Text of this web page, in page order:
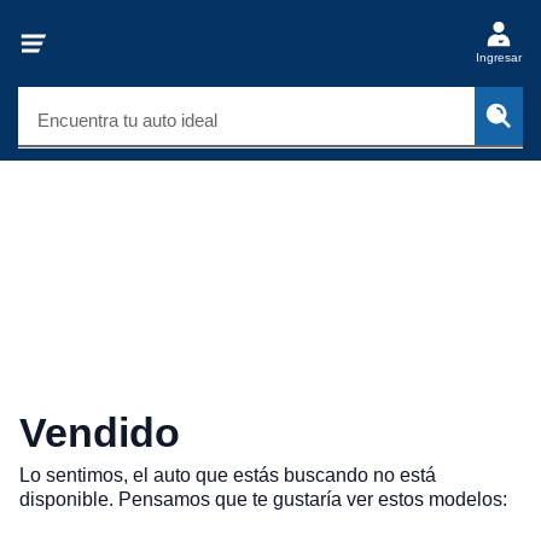
Ingresar
Encuentra tu auto ideal
Vendido
Lo sentimos, el auto que estás buscando no está
disponible. Pensamos que te gustaría ver estos modelos: